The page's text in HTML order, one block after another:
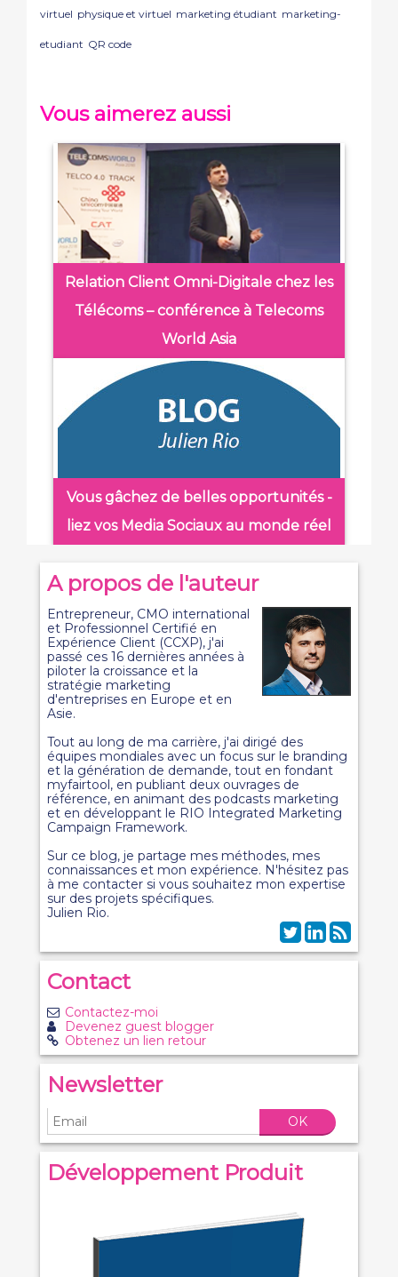
virtuel physique et virtuel marketing étudiant marketing-
etudiant QR code
Vous aimerez aussi
Relation Client Omni-Digitale chez les
Télécoms – conférence à Telecoms
World Asia
Vous gâchez de belles opportunités -
liez vos Media Sociaux au monde réel
A propos de l'auteur
Entrepreneur, CMO international
et Professionnel Certifié en
Expérience Client (CCXP), j'ai
passé ces 16 dernières années à
piloter la croissance et la
stratégie marketing
d'entreprises en Europe et en
Asie.
Tout au long de ma carrière, j'ai dirigé des
équipes mondiales avec un focus sur le branding
et la génération de demande, tout en fondant
myfairtool, en publiant deux ouvrages de
référence, en animant des podcasts marketing
et en développant le RIO Integrated Marketing
Campaign Framework.
Sur ce blog, je partage mes méthodes, mes
connaissances et mon expérience. N'hésitez pas
à me contacter si vous souhaitez mon expertise
sur des projets spécifiques.
Julien Rio.
Contact
Contactez-moi
Devenez guest blogger
Obtenez un lien retour
Newsletter
OK
Développement Produit